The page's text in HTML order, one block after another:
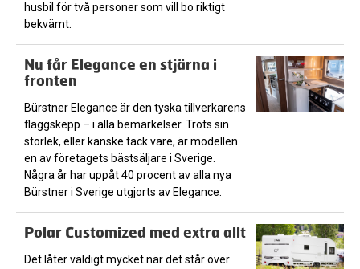
husbil för två personer som vill bo riktigt
bekvämt.
Nu får Elegance en stjärna i
fronten
Bürstner Elegance är den tyska tillverkarens
flaggskepp – i alla bemärkelser. Trots sin
storlek, eller kanske tack vare, är modellen
en av företagets bästsäljare i Sverige.
Några år har uppåt 40 procent av alla nya
Bürstner i Sverige utgjorts av Elegance.
Polar Customized med extra allt
Det låter väldigt mycket när det står över